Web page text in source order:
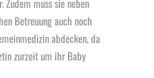
Zudem muss sie neben
Betreuung auch noch
abdecken, da
zurzeit um ihr Baby